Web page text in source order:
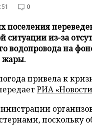
0
поселения
ситуации из-за
водопровода на
жары.
привела к
РИА
поскольку